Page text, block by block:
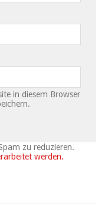
in diesem Browser
zu reduzieren.
werden.